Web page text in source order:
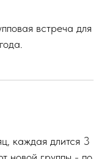
встреча для
каждая длится 3